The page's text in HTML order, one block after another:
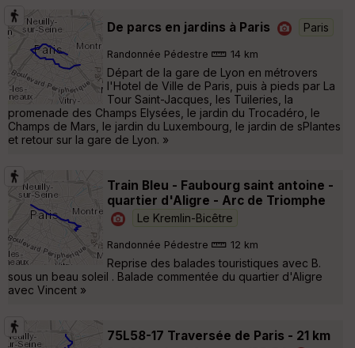
De parcs en jardins à Paris Paris
Randonnée Pédestre 14 km
Départ de la gare de Lyon en métrovers
l'Hotel de Ville de Paris, puis à pieds par La
Tour Saint-Jacques, les Tuileries, la
promenade des Champs Elysées, le jardin du Trocadéro, le
Champs de Mars, le jardin du Luxembourg, le jardin de sPlantes
et retour sur la gare de Lyon. »
Train Bleu - Faubourg saint antoine -
quartier d'Aligre - Arc de Triomphe
Le Kremlin-Bicêtre
Randonnée Pédestre 12 km
Reprise des balades touristiques avec B.
sous un beau soleil . Balade commentée du quartier d'Aligre
avec Vincent »
75L58-17 Traversée de Paris - 21 km